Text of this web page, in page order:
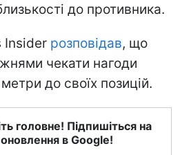
до противника.
Insider розповідав, що
чекати нагоди
до своїх позицій.
головне! Підпишіться на
в Google!